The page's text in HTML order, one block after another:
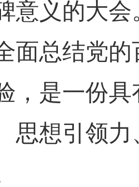
意义的大
面总结党
，是一份
思想引领